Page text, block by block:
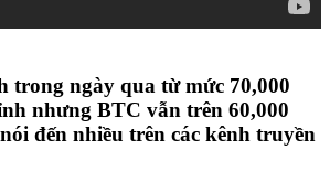
trong ngày qua từ mức 70,000
nhưng BTC vẫn trên 60,000
đến nhiều trên các kênh truyền